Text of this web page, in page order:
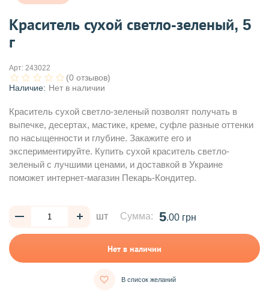
Краситель сухой светло-зеленый, 5
г
Арт: 243022
(0 отзывов)
Наличие: Нет в наличии
Краситель сухой светло-зеленый позволят получать в
выпечке, десертах, мастике, креме, суфле разные оттенки
по насыщенности и глубине. Закажите его и
экспериментируйте. Купить сухой краситель светло-
зеленый с лучшими ценами, и доставкой в Украине
поможет интернет-магазин Пекарь-Кондитер.
шт Сумма: 5.00 грн
Нет в наличии
В список желаний